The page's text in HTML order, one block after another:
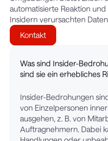
automatisierte Reaktion
Insidern verursachten
Kontakt
Was sind Insider-
sind sie ein erhebliches
Insider-Bedrohungen
von Einzelpersonen
ausgehen, z. B. von
Auftragnehmern. Dabei